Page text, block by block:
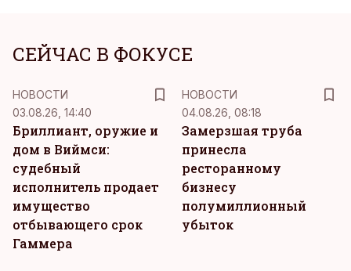
СЕЙЧАС В ФОКУСЕ
НОВОСТИ
03.08.26, 14:40
Бриллиант, оружие и
дом в Виймси:
судебный
исполнитель продает
имущество
отбывающего срок
Гаммера
НОВОСТИ
04.08.26, 08:18
Замерзшая труба
принесла
ресторанному
бизнесу
полумиллионный
убыток